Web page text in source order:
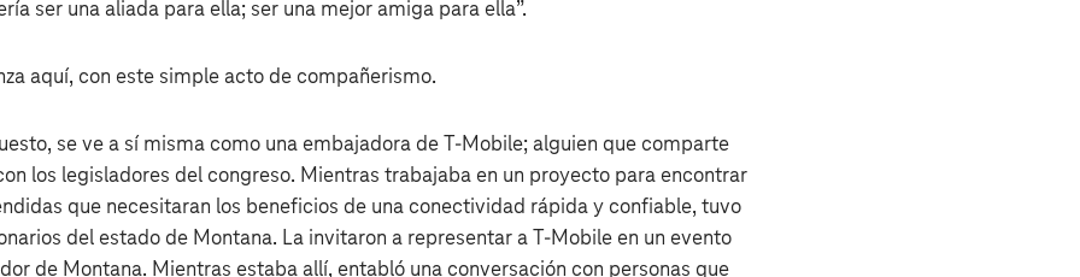
ser una aliada para ella; ser una mejor amiga para ella”.
aquí, con este simple acto de compañerismo.
se ve a sí misma como una embajadora de T‑Mobile; alguien que comparte
los legisladores del congreso. Mientras trabajaba en un proyecto para encontrar
que necesitaran los beneficios de una conectividad rápida y confiable, tuvo
del estado de Montana. La invitaron a representar a T‑Mobile en un evento
de Montana. Mientras estaba allí, entabló una conversación con personas que